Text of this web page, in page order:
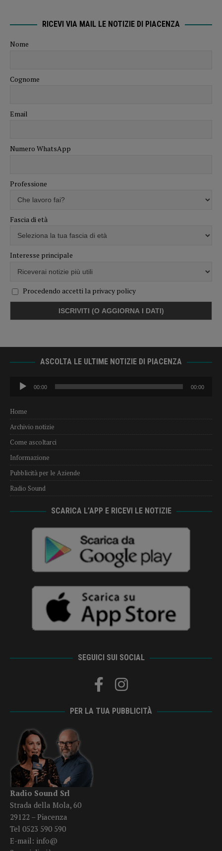
RICEVI VIA MAIL LE NOTIZIE DI PIACENZA
Nome
Cognome
Email
Numero WhatsApp
Professione
Fascia di età
Interesse principale
Procedendo accetti la privacy policy
ASCOLTA LE ULTIME NOTIZIE DI PIACENZA
Audio
Player
00:00 00:00
Home
Archivio notizie
Come ascoltarci
Informazione
Pubblicità per le Aziende
Radio Sound
SCARICA L’APP E RICEVI LE NOTIZIE
SEGUICI SUI SOCIAL
PER LA TUA PUBBLICITÀ
Radio Sound Srl
Strada della Mola, 60
29122 – Piacenza
Tel 0523 590 590
E-mail: info@